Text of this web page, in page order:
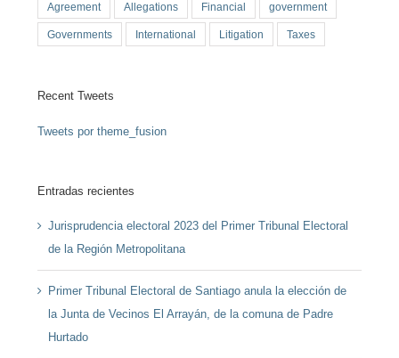
Agreement Allegations Financial government
Governments International Litigation Taxes
Recent Tweets
Tweets por theme_fusion
Entradas recientes
Jurisprudencia electoral 2023 del Primer Tribunal Electoral
de la Región Metropolitana
Primer Tribunal Electoral de Santiago anula la elección de
la Junta de Vecinos El Arrayán, de la comuna de Padre
Hurtado